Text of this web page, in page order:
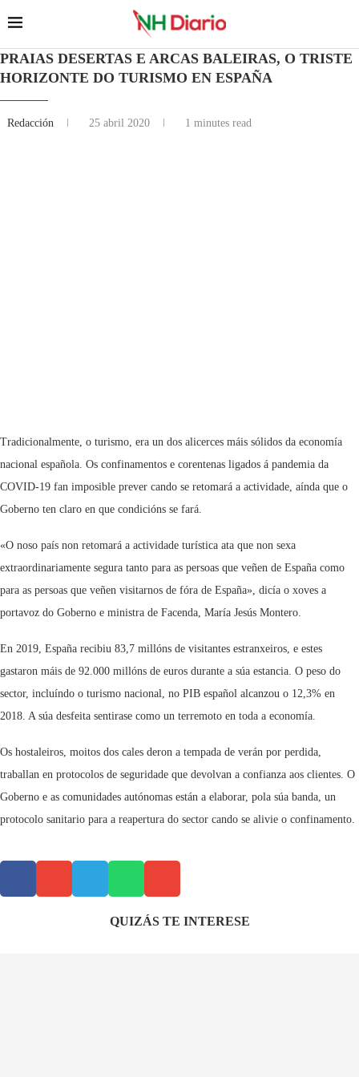
PRAIAS DESERTAS E ARCAS BALEIRAS, O TRISTE
HORIZONTE DO TURISMO EN ESPAÑA
Redacción 25 abril 2020 1 minutes read
Tradicionalmente, o turismo, era un dos alicerces máis sólidos da economía
nacional española. Os confinamentos e corentenas ligados á pandemia da
COVID-19 fan imposible prever cando se retomará a actividade, aínda que o
Goberno ten claro en que condicións se fará.
«O noso país non retomará a actividade turística ata que non sexa
extraordinariamente segura tanto para as persoas que veñen de España como
para as persoas que veñen visitarnos de fóra de España», dicía o xoves a
portavoz do Goberno e ministra de Facenda, María Jesús Montero.
En 2019, España recibiu 83,7 millóns de visitantes estranxeiros, e estes
gastaron máis de 92.000 millóns de euros durante a súa estancia. O peso do
sector, incluíndo o turismo nacional, no PIB español alcanzou o 12,3% en
2018. A súa desfeita sentirase como un terremoto en toda a economía.
Os hostaleiros, moitos dos cales deron a tempada de verán por perdida,
traballan en protocolos de seguridade que devolvan a confianza aos clientes. O
Goberno e as comunidades autónomas están a elaborar, pola súa banda, un
protocolo sanitario para a reapertura do sector cando se alivie o confinamento.
QUIZÁS TE INTERESE